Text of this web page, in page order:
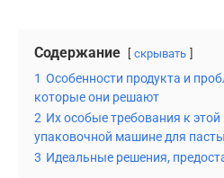
Содержание скрывать
1 Особенности продукта и
которые они решают
2 Их особые требования к этой
упаковочной машине для пасты
3 Идеальные решения,